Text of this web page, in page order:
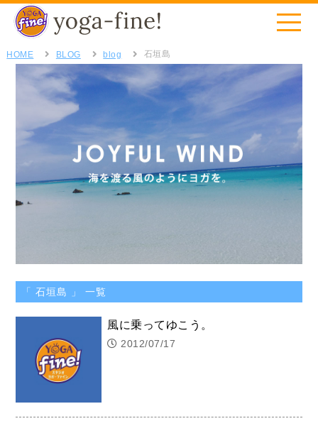
HOME BLOG blog 石垣島
「 石垣島 」 一覧
風に乗ってゆこう。
2012/07/17